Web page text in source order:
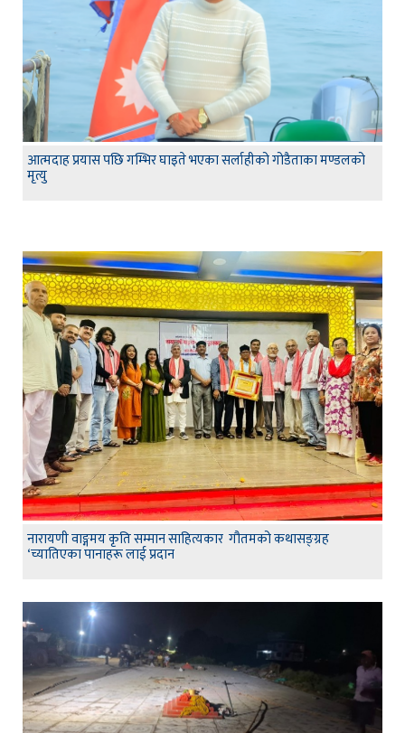
आत्मदाह प्रयास पछि गम्भिर घाइते भएका सर्लाहीको गोडैताका मण्डलको
मृत्यु
नारायणी वाङ्गमय कृति सम्मान साहित्यकार गौतमको कथासङ्ग्रह
‘च्यातिएका पानाहरू लाई प्रदान